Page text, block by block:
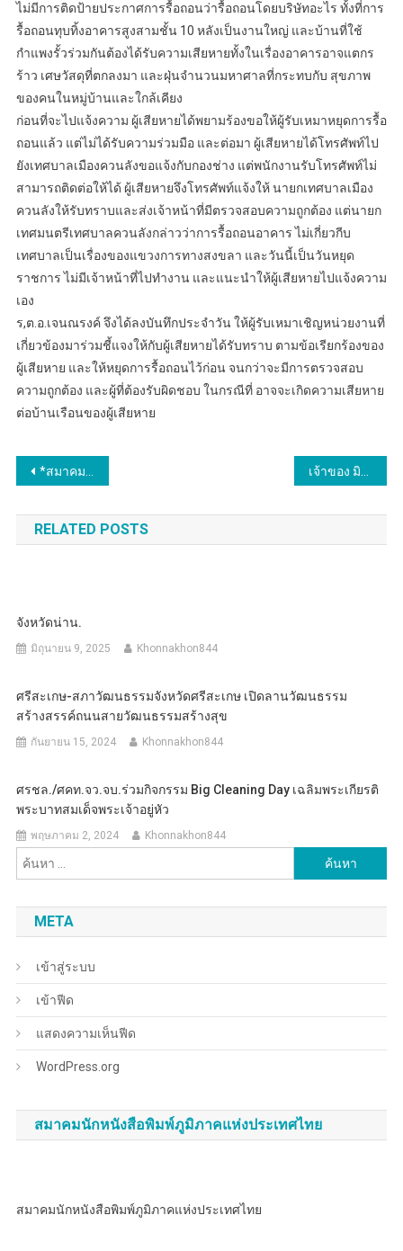
ไม่มีการติดป้ายประกาศการรื้อถอนว่ารื้อถอนโดยบริษัทอะไร ทั้งที่การ
รื้อถอนทุบทิ้งอาคารสูงสามชั้น 10 หลังเป็นงานใหญ่ และบ้านที่ใช้
กำแพงรั้วร่วมกันต้องได้รับความเสียหายทั้งในเรื่องอาคารอาจแตกร
ร้าว เศษวัสดุที่ตกลงมา และฝุ่นจำนวนมหาศาลที่กระทบกับ สุขภาพ
ของคนในหมู่บ้านและใกล้เคียง
ก่อนที่จะไปแจ้งความ ผู้เสียหายได้พยามร้องขอให้ผู้รับเหมาหยุดการรื้อ
ถอนแล้ว แต่ไม่ได้รับความร่วมมือ และต่อมา ผู้เสียหายได้โทรศัพท์ไป
ยังเทศบาลเมืองควนลังขอแจ้งกับกองช่าง แต่พนักงานรับโทรศัพท์ไม่
สามารถติดต่อให้ได้ ผู้เสียหายจึงโทรศัพท์แจ้งให้ นายกเทศบาลเมือง
ควนลังให้รับทราบและส่งเจ้าหน้าที่มีตรวจสอบความถูกต้อง แต่นายก
เทศมนตรีเทศบาลควนลังกล่าวว่าการรื้อถอนอาคาร ไม่เกี่ยวกีบ
เทศบาลเป็นเรื่องของแขวงการทางสงขลา และวันนี้เป็นวันหยุด
ราชการ ไม่มีเจ้าหน้าที่ไปทำงาน และแนะนำให้ผู้เสียหายไปแจ้งความ
เอง
ร,ต.อ.เจนณรงค์ จึงได้ลงบันทึกประจำวัน ให้ผู้รับเหมาเชิญหน่วยงานที่
เกี่ยวข้องมาร่วมชี้แจงให้กับผู้เสียหายได้รับทราบ ตามข้อเรียกร้องของ
ผู้เสียหาย และให้หยุดการรื้อถอนไว้ก่อน จนกว่าจะมีการตรวจสอบ
ความถูกต้อง และผู้ที่ต้องรับผิดชอบ ในกรณีที่ อาจจะเกิดความเสียหาย
ต่อบ้านเรือนของผู้เสียหาย
แนะแนว
เรื่อง
*สมาคมคนพิการทางการเคลื่อนไหวสากล ร่วมภาคีเครือข่าย ประชุมเตรียมความพร้อมจัดกิจกรรมมอบวีลแชร์ สามล้อโยก และถุงยังชีพ ช่วยเหลือคนพิการ เจ้าของ มินิมาร์ท สงขลา ร้อง สว.สายสื่อ ถูก แก๊งต้มตุ่นวางแผนหลอกโอนเงินชำระหนี้ แจ้งแจ้งความเอาผิด ถูก อายัดบัญชีทั้งหมด และตำรวจไม่ยอมเรียกร่วม
RELATED POSTS
จังหวัดน่าน.
มิถุนายน 9, 2025 Khonnakhon844
ศรีสะเกษ-สภาวัฒนธรรมจังหวัดศรีสะเกษ เปิดลานวัฒนธรรม
สร้างสรรค์ถนนสายวัฒนธรรมสร้างสุข
กันยายน 15, 2024 Khonnakhon844
ศรชล./ศคท.จว.จบ.ร่วมกิจกรรม Big Cleaning Day เฉลิมพระเกียรติ
พระบาทสมเด็จพระเจ้าอยู่หัว
พฤษภาคม 2, 2024 Khonnakhon844
สำหรับ:
META
เข้าสู่ระบบ
เข้าฟีด
แสดงความเห็นฟีด
WordPress.org
สมาคมนักหนังสือพิมพ์ภูมิภาคแห่งประเทศไทย
สมาคมนักหนังสือพิมพ์ภูมิภาคแห่งประเทศไทย